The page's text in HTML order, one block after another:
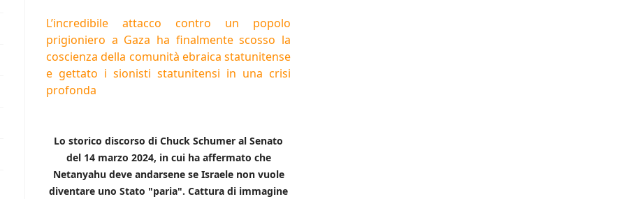
L’incredibile attacco contro un popolo
prigioniero a Gaza ha finalmente scosso la
coscienza della comunità ebraica statunitense
e gettato i sionisti statunitensi in una crisi
profonda
Lo storico discorso di Chuck Schumer al Senato
del 14 marzo 2024, in cui ha affermato che
Netanyahu deve andarsene se Israele non vuole
diventare uno Stato "paria". Cattura di immagine